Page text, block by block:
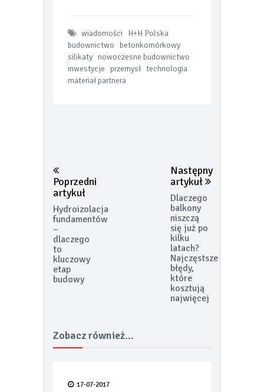
wiadomości H+H Polska
budownictwo betonkomórkowy
silikaty
nowoczesne budownictwo
inwestycje przemysł
Poprzedni
artykuł
Hydroizolacja
fundamentów
–
dlaczego
to
kluczowy
etap
Następny
artykuł
Dlaczego
balkony
niszczą
się już po
kilku
latach?
Najczęstsze
błędy,
które
kosztują
Zobacz również...